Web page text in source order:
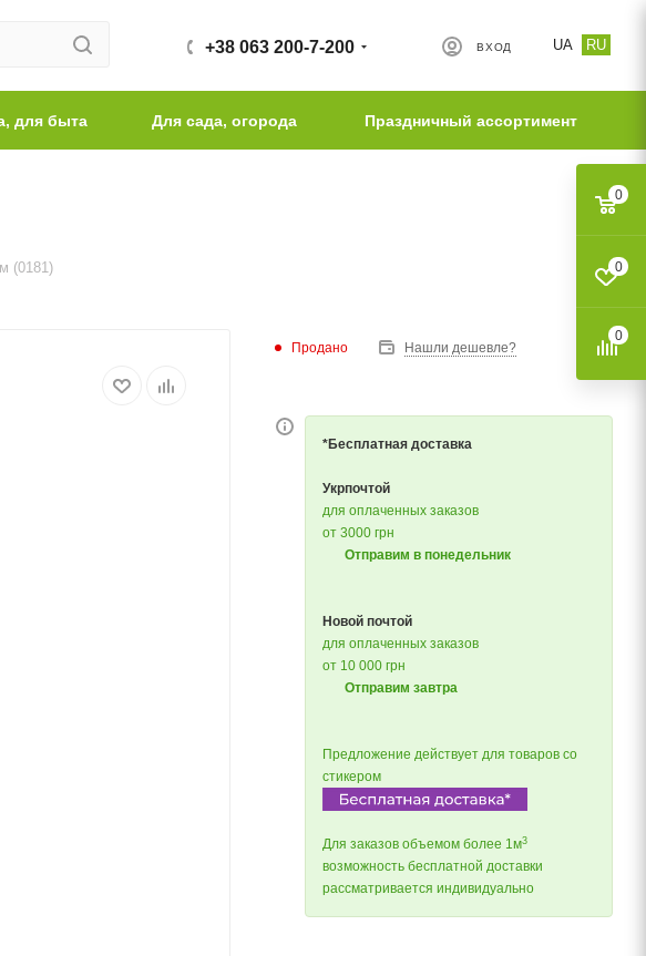
UA RU
ВХОД
+38 063 200-7-200
для быта Для сада, огорода Праздничный ассортимент
(0181)
Продано Нашли дешевле?
*Бесплатная доставка
Укрпочтой
для оплаченных заказов
от 3000 грн
Отправим в понедельник
Новой почтой
для оплаченных заказов
от 10 000 грн
Отправим завтра
Предложение действует для товаров со
стикером
Для заказов объемом более 1м3
возможность бесплатной доставки
рассматривается индивидуально
0
0
0